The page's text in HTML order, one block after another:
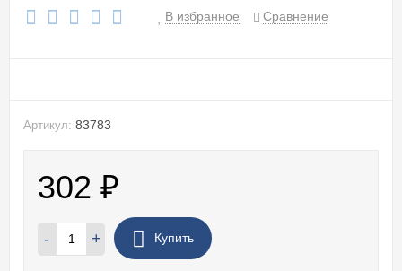
В избранное Сравнение
Артикул: 83783
302 ₽
- + Купить